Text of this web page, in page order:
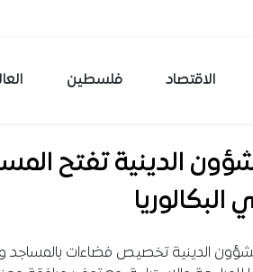
الاقتصاد فلسطين
الدينية تفتح
الدينية تخصيص فضاءات بالمساجد